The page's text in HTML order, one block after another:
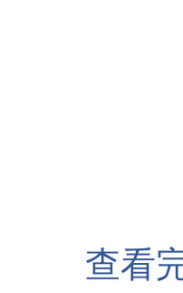
查看